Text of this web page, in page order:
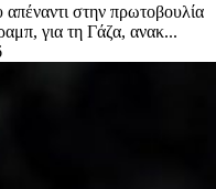
στην πρωτοβουλία
για τη Γάζα, ανακ...